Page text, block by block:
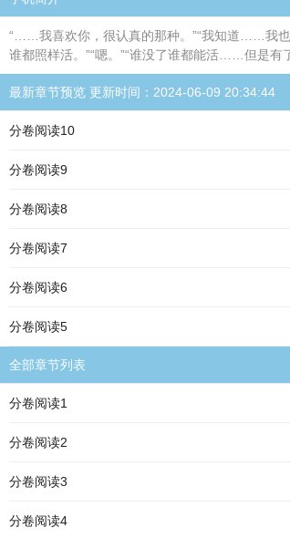
“……我喜欢你，很认真的那种。”“我知道……我也
谁都照样活。”“嗯。”“谁没了谁都能活……但是有
最新章节预览 更新时间：2024-06-09 20:34:44
分卷阅读10
分卷阅读9
分卷阅读8
分卷阅读7
分卷阅读6
分卷阅读5
全部章节列表
分卷阅读1
分卷阅读2
分卷阅读3
分卷阅读4